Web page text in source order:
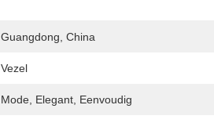
Guangdong, China
Vezel
Mode, Elegant, Eenvoudig